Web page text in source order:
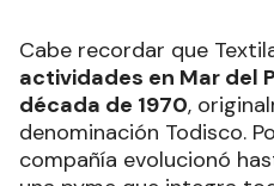
Cabe recordar que
actividades en Mar del
década de 1970,
denominación Todisco.
compañía evolucionó